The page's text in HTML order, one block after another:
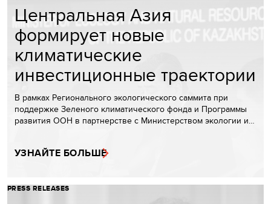
Центральная Азия
формирует новые
климатические
инвестиционные траектории
В рамках Регионального экологического саммита при
поддержке Зеленого климатического фонда и Программы
развития ООН в партнерстве с Министерством экологии и…
УЗНАЙТЕ БОЛЬШЕ
PRESS RELEASES